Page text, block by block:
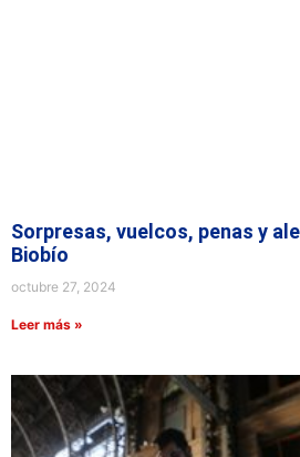
Sorpresas, vuelcos, penas y
Biobío
octubre 27, 2024
Leer más »